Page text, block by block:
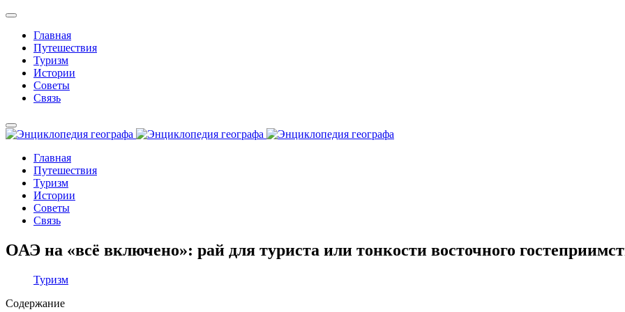
Главная
Путешествия
Туризм
Истории
Советы
Связь
Главная
Путешествия
Туризм
Истории
Советы
Связь
ОАЭ на «всё включено»: рай для туриста или тонкости восточного
Туризм
Содержание